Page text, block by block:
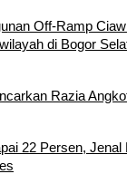
Off-Ramp
di Bogor
Razia
22 Persen,